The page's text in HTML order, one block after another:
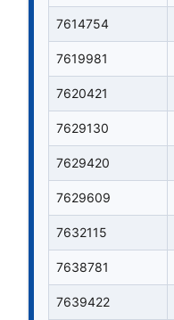
7614754
7619981
7620421
7629130
7629420
7629609
7632115
7638781
7639422